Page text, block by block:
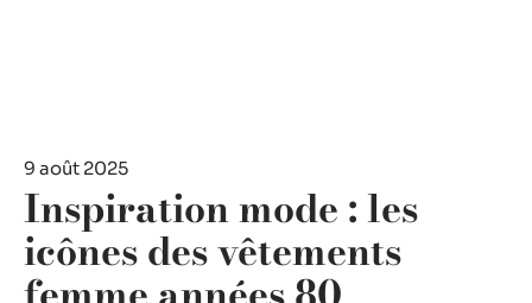
9 août 2025
Inspiration mode : les
icônes des vêtements